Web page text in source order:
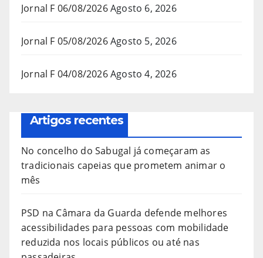
Jornal F 06/08/2026Agosto 6, 2026
Jornal F 05/08/2026Agosto 5, 2026
Jornal F 04/08/2026Agosto 4, 2026
Artigos recentes
No concelho do Sabugal já começaram as
tradicionais capeias que prometem animar o
mês
PSD na Câmara da Guarda defende melhores
acessibilidades para pessoas com mobilidade
reduzida nos locais públicos ou até nas